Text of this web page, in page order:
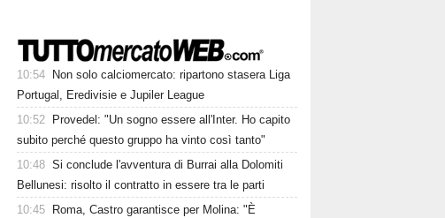
10:54
Non solo calciomercato: ripartono stasera Liga
Portugal, Eredivisie e Jupiler League
10:52
Provedel: "Un sogno essere all'Inter. Ho capito
subito perché questo gruppo ha vinto così tanto"
10:48 Si conclude l'avventura di Burrai alla Dolomiti
Bellunesi: risolto il contratto in essere tra le parti
10:45
Roma, Castro garantisce per Molina: "È